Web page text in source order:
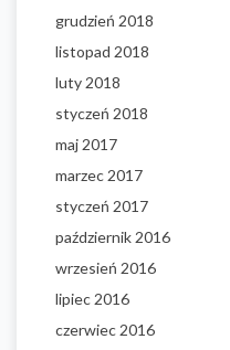
grudzień 2018
listopad 2018
luty 2018
styczeń 2018
maj 2017
marzec 2017
styczeń 2017
październik 2016
wrzesień 2016
lipiec 2016
czerwiec 2016